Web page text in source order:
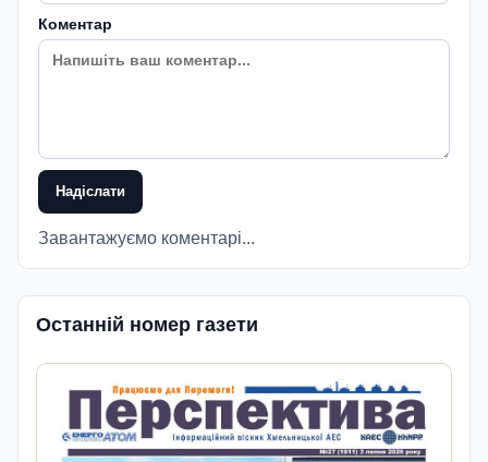
Коментар
Надіслати
Завантажуємо коментарі...
Останній номер газети